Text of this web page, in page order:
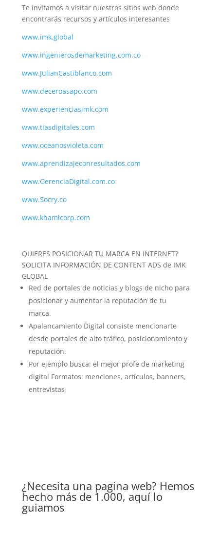
Te invitamos a visitar nuestros sitios web donde
encontrarás recursos y artículos interesantes
www.imk.global
www.ingenierosdemarketing.com.co
www.JulianCastiblanco.com
www.deceroasapo.com
www.experienciasimk.com
www.tiasdigitales.com
www.oceanosvioleta.com
www.aprendizajeconresultados.com
www.GerenciaDigital.com.co
www.Socry.co
www.khamicorp.com
QUIERES POSICIONAR TU MARCA EN INTERNET?
SOLICITA INFORMACIÓN DE CONTENT ADS de IMK
GLOBAL
Red de portales de noticias y blogs de nicho para
posicionar y aumentar la reputación de tu
marca.
Apalancamiento Digital consiste mencionarte
desde portales de alto tráfico, posicionamiento y
reputación.
Por ejemplo busca: el mejor profe de marketing
digital Formatos: menciones, artículos, banners,
entrevistas
¿Necesita una pagina web? Hemos
hecho más de 1.000, aquí lo
guiamos